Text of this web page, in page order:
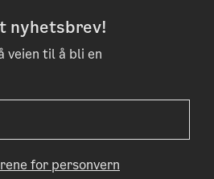
nyhetsbrev!
veien til å bli en
for personvern